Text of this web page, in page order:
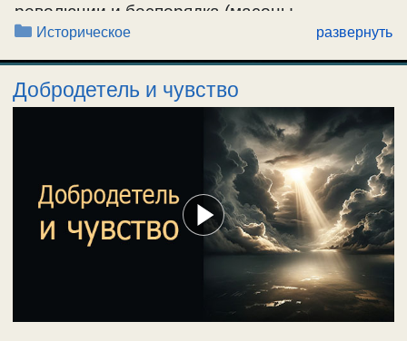
революции и беспорядка (масоны,
социалисты, — примеч.составителя). Метод
во всех таких сочинениях один: они,
выставляя злоупотребление властию
некоторых лиц, на этом основании
<восстают> против всякой власти,
проповедуют равенство и совершенное
благоденствие человеков на земле.
Революционные сочинения имели и имеют
Рубрики
Историческое развернуть
Добродетель и чувство